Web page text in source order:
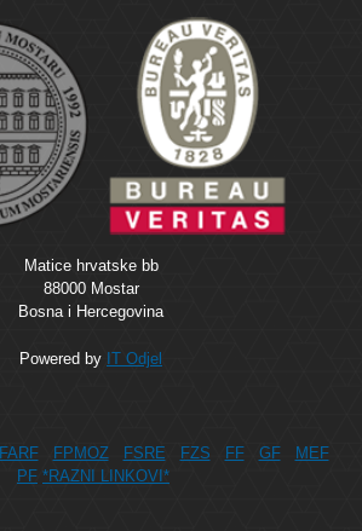
Matice hrvatske bb
88000 Mostar
Bosna i Hercegovina
Powered by IT Odjel
FARF FPMOZ FSRE FZS FF GF
MEF
PF *RAZNI LINKOVI*